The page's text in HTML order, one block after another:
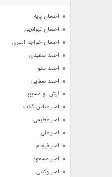
احسان پایه
احسان تهرانچی
احسان خواجه امیری
احمد سعیدی
احمد سلو
احمد صفایی
آرش  و مسیح
امیر عباس گلاب
امیر عظیمی
امیر علی
امیر فرجام
امیر مسعود
امیر وکیلی